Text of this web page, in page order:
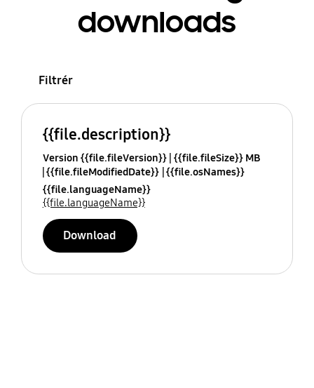
downloads
Filtrér
{{file.description}}
Version {{file.fileVersion}} {{file.fileSize}} MB
{{file.fileModifiedDate}} {{file.osNames}}
{{file.languageName}}
{{file.languageName}}
Download